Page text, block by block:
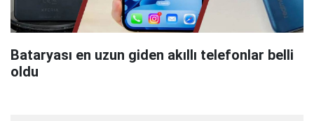
Bataryası en uzun giden akıllı telefonlar belli
oldu